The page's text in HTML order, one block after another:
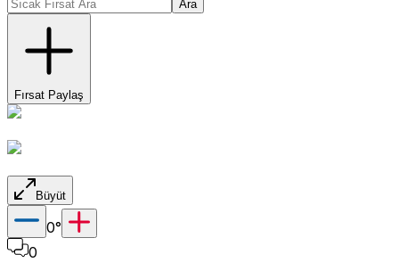
Ara
Fırsat Paylaş
Büyüt
0°
0